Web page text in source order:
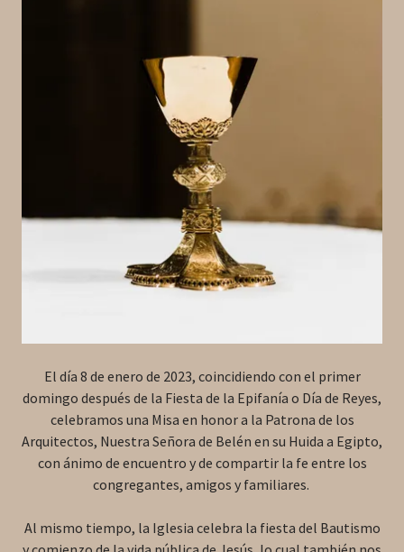
El día 8 de enero de 2023, coincidiendo con el primer
domingo después de la Fiesta de la Epifanía o Día de Reyes,
celebramos una Misa en honor a la Patrona de los
Arquitectos, Nuestra Señora de Belén en su Huida a Egipto,
con ánimo de encuentro y de compartir la fe entre los
congregantes, amigos y familiares.
Al mismo tiempo, la Iglesia celebra la fiesta del Bautismo